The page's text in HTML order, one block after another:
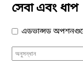
সেবা এবং ধাপ
এডভান্সড